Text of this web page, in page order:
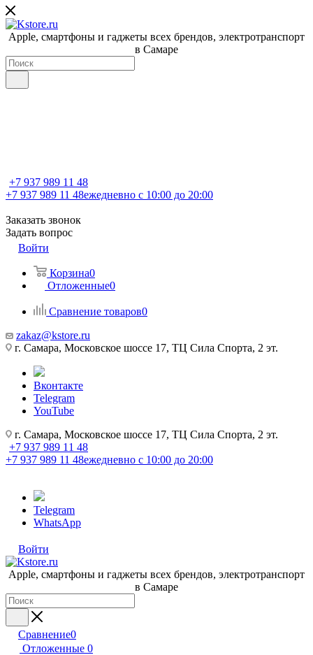
Apple, cмартфоны и гаджеты всех брендов, электротранспорт
в Самаре
+7 937 989 11 48
+7 937 989 11 48ежедневно с 10:00 до 20:00
Заказать звонок
Задать вопрос
Войти
Корзина0
Отложенные0
Сравнение товаров0
zakaz@kstore.ru
г. Самара, Московское шоссе 17, ТЦ Сила Спорта, 2 эт.
Вконтакте
Telegram
YouTube
г. Самара, Московское шоссе 17, ТЦ Сила Спорта, 2 эт.
+7 937 989 11 48
+7 937 989 11 48ежедневно с 10:00 до 20:00
Telegram
WhatsApp
Войти
Apple, cмартфоны и гаджеты всех брендов, электротранспорт
в Самаре
Сравнение0
Отложенные 0